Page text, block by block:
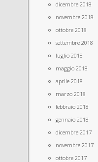
dicembre 2018
novembre 2018
ottobre 2018
settembre 2018
luglio 2018
maggio 2018
aprile 2018
marzo 2018
febbraio 2018
gennaio 2018
dicembre 2017
novembre 2017
ottobre 2017